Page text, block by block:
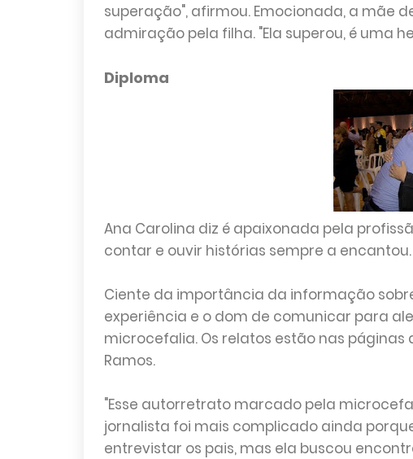
superação", afirmou. Emocionada, a mãe
admiração pela filha. "Ela superou, é uma
Diploma
Ana Carolina diz é apaixonada pela
contar e ouvir histórias sempre a encantou.
Ciente da importância da informação
experiência e o dom de comunicar para
microcefalia. Os relatos estão nas
Ramos.
"Esse autorretrato marcado pela
jornalista foi mais complicado ainda
entrevistar os pais, mas ela buscou